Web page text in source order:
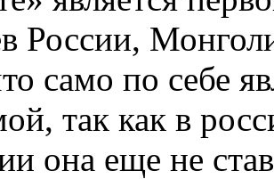
России,
само по себе
так как в
она еще не